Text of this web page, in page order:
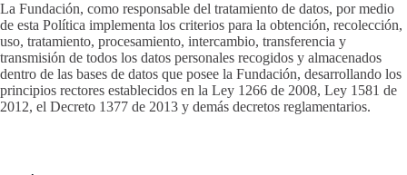
La Fundación, como responsable del tratamiento de datos, por medio
de esta Política implementa los criterios para la obtención, recolección,
uso, tratamiento, procesamiento, intercambio, transferencia y
transmisión de todos los datos personales recogidos y almacenados
dentro de las bases de datos que posee la Fundación, desarrollando los
principios rectores establecidos en la Ley 1266 de 2008, Ley 1581 de
2012, el Decreto 1377 de 2013 y demás decretos reglamentarios.